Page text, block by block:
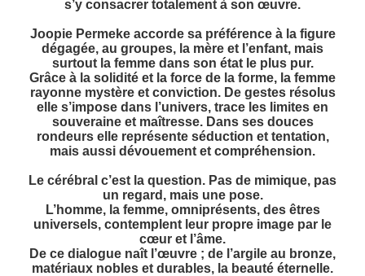
s’y consacrer totalement à son œuvre.
Joopie Permekeaccorde sa préférence à la figure
dégagée, au groupes, la mère et l’enfant, mais
surtout la femme dans son état le plus pur.
Grâce à la solidité et la force de la forme, la femme
rayonne mystère et conviction. De gestes résolus
elle s’impose dans l’univers, trace les limites en
souveraine et maîtresse. Dans ses douces
rondeurs elle représente séduction et tentation,
mais aussi dévouement et compréhension.
Le cérébral c’est la question. Pas de mimique, pas
un regard, mais une pose.
L’homme, la femme, omniprésents, des êtres
universels, contemplent leur propre image par le
cœur et l’âme.
De ce dialogue naît l’œuvre ; de l’argile au bronze,
matériaux nobles et durables, la beauté éternelle.